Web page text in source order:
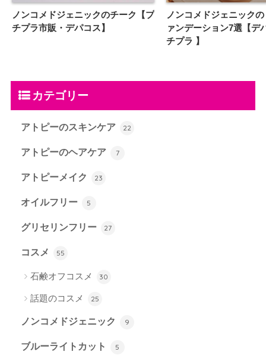
ノンコメドジェニックのチーク【プ
チプラ市販・デパコス】
ノンコメドジェニック
ァンデーション7選【デ
チプラ 】
カテゴリー
アトピーのスキンケア 22
アトピーのヘアケア 7
アトピーメイク 23
オイルフリー 5
グリセリンフリー 27
コスメ 55
石鹸オフコスメ 30
話題のコスメ 25
ノンコメドジェニック 9
ブルーライトカット 5